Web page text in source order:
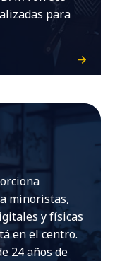
para
minoristas,
y físicas
en el centro.
24 años de